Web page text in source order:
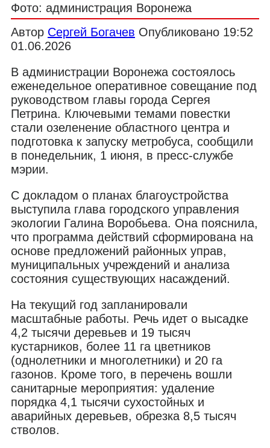
Фото: администрация Воронежа
Автор Сергей Богачев Опубликовано 19:52
01.06.2026
В администрации Воронежа состоялось
еженедельное оперативное совещание под
руководством главы города Сергея
Петрина. Ключевыми темами повестки
стали озеленение областного центра и
подготовка к запуску метробуса, сообщили
в понедельник, 1 июня, в пресс-службе
мэрии.
С докладом о планах благоустройства
выступила глава городского управления
экологии Галина Воробьева. Она пояснила,
что программа действий сформирована на
основе предложений районных управ,
муниципальных учреждений и анализа
состояния существующих насаждений.
На текущий год запланировали
масштабные работы. Речь идет о высадке
4,2 тысячи деревьев и 19 тысяч
кустарников, более 11 га цветников
(однолетники и многолетники) и 20 га
газонов. Кроме того, в перечень вошли
санитарные мероприятия: удаление
порядка 4,1 тысячи сухостойных и
аварийных деревьев, обрезка 8,5 тысяч
стволов.